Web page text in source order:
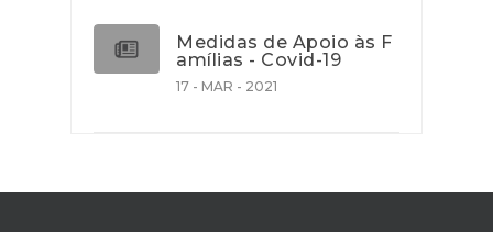
Medidas de Apoio às F
amílias - Covid-19
17 - MAR - 2021